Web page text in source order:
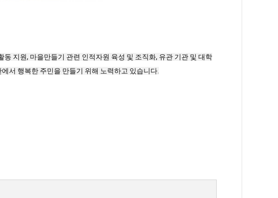
지원, 마을만들기 관련 인적자원 육성 및 조직화, 유관 기관 및 대학
서 행복한 주민을 만들기 위해 노력하고 있습니다.